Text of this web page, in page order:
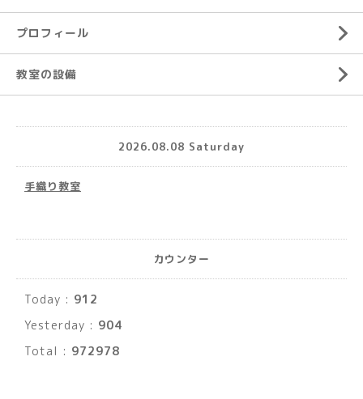
プロフィール
教室の設備
2026.08.08 Saturday
手織り教室
カウンター
Today : 912
Yesterday : 904
Total : 972978